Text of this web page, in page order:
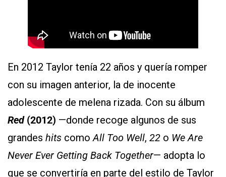
En 2012 Taylor tenía 22 años y quería romper
con su imagen anterior, la de inocente
adolescente de melena rizada. Con su álbum
Red(2012) —donde recoge algunos de sus
grandes hits comoAll Too Well, 22 o We Are
Never Ever Getting Back Together— adopta lo
que se convertiría en parte del estilo de Taylor